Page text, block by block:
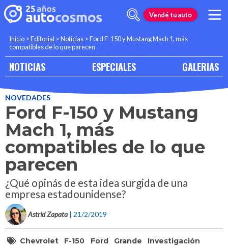
Vendé tu auto
Inicio >Editorial >Noticias >Ford F-150 y Mustang Mach 1, más
compatibles de lo que parecen
NOTICIAS ESPECIALES GALERIAS
NOVEDADES
Ford F-150 y Mustang
Mach 1, más
compatibles de lo que
parecen
¿Qué opinás de esta idea surgida de una
empresa estadounidense?
Astrid Zapata | 21/2/2019
Chevrolet F-150 Ford Grande
Investigación